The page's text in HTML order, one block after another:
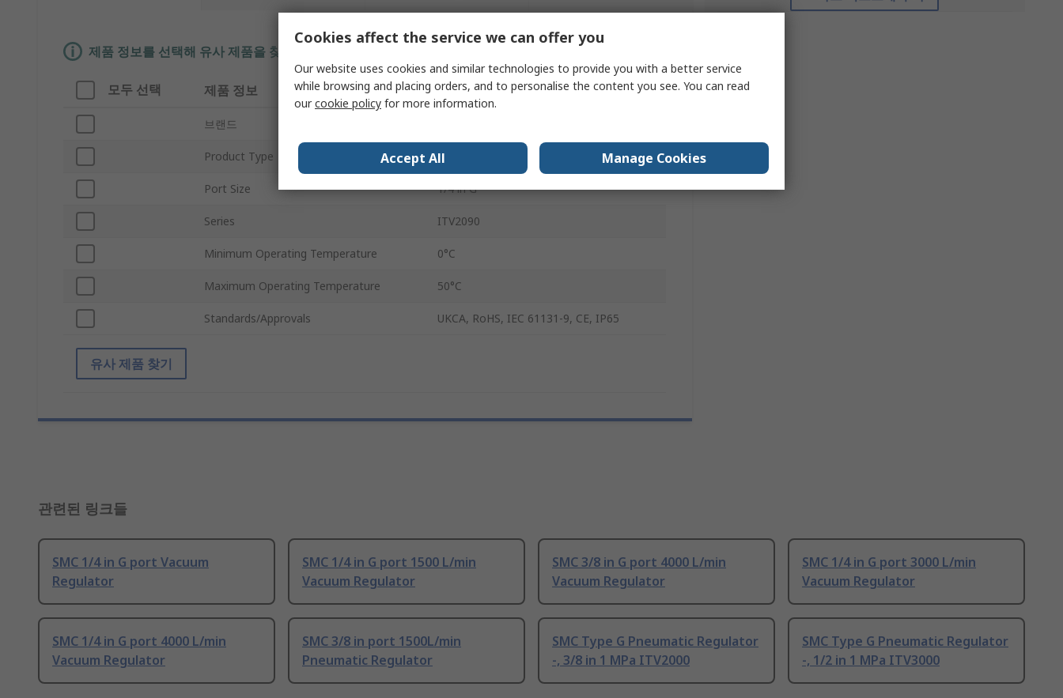
제품 정보를 선택해 유사 제품을 찾기
모두 선택 제품 정보 값
브랜드
Product Type Vacuum Regulator
Port Size 1/4 in G
Series ITV2090
Minimum Operating Temperature 0°C
Maximum Operating Temperature 50°C
Standards/Approvals UKCA, RoHS, IEC 61131-9, CE, IP65
유사 제품 찾기
관련된 링크들
SMC 1/4 in G port Vacuum
Regulator
SMC 1/4 in G port 1500 L/min
Vacuum Regulator
SMC 3/8 in G port 4000 L/min
Vacuum Regulator
SMC 1/4 in G port 3000 L/min
Vacuum Regulator
SMC 1/4 in G port 4000 L/min
Vacuum Regulator
SMC 3/8 in port 1500L/min
Pneumatic Regulator
SMC Type G Pneumatic Regulator
-, 3/8 in 1 MPa ITV2000
SMC Type G Pneumatic Regulator
-, 1/2 in 1 MPa ITV3000
Cookies affect the service we can offer you
Our website uses cookies and similar technologies to provide you with a better service
while browsing and placing orders, and to personalise the content you see. You can read
ourcookie policy for more information.
Accept All Manage Cookies